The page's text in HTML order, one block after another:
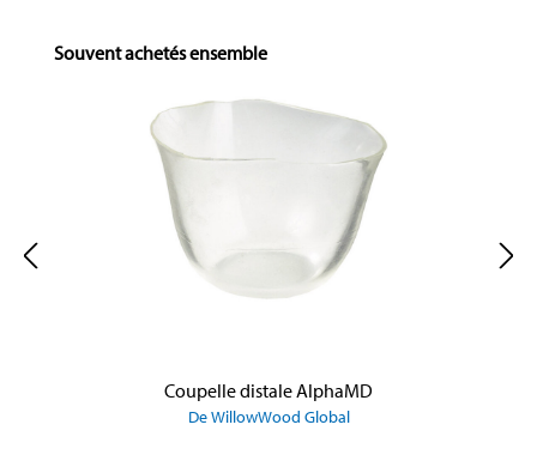
Skip product gallery
Souvent achetés ensemble
Coupelle distale AlphaMD
De WillowWood Global